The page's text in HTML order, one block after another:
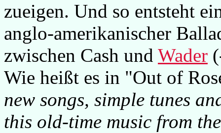
zueigen. Und so entsteht
anglo-amerikanischer
zwischen Cash und Wader
Wie heißt es in "Out of
new songs, simple tunes
this old-time music from